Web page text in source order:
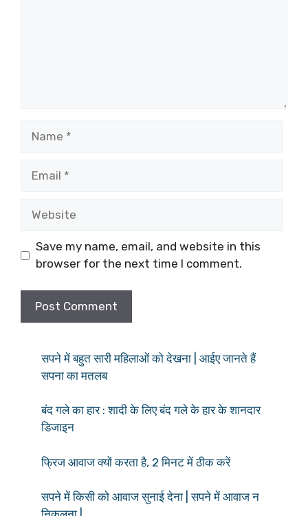
Save my name, email, and website in this
browser for the next time I comment.
सपने में बहुत सारी महिलाओं को देखना | आईए जानते हैं
सपना का मतलब
बंद गले का हार : शादी के लिए बंद गले के हार के शानदार
डिजाइन
फ्रिज आवाज क्यों करता है, 2 मिनट में ठीक करें
सपने में किसी को आवाज सुनाई देना | सपने में आवाज न